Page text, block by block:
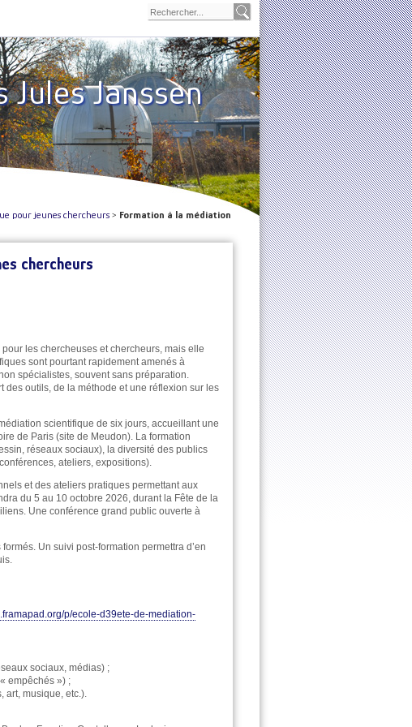
Jules Janssen
pour jeunes chercheurs > Formation à la médiation
chercheurs
les chercheuses et chercheurs, mais elle
sont pourtant rapidement amenés à
spécialistes, souvent sans préparation.
outils, de la méthode et une réflexion sur les
scientifique de six jours, accueillant une
de Paris (site de Meudon). La formation
réseaux sociaux), la diversité des publics
ateliers, expositions).
et des ateliers pratiques permettant aux
du 5 au 10 octobre 2026, durant la Fête de la
Une conférence grand public ouverte à
Un suivi post-formation permettra d’en
p/ecole-d39ete-de-mediation-
sociaux, médias) ;
empêchés ») ;
art, musique, etc.).